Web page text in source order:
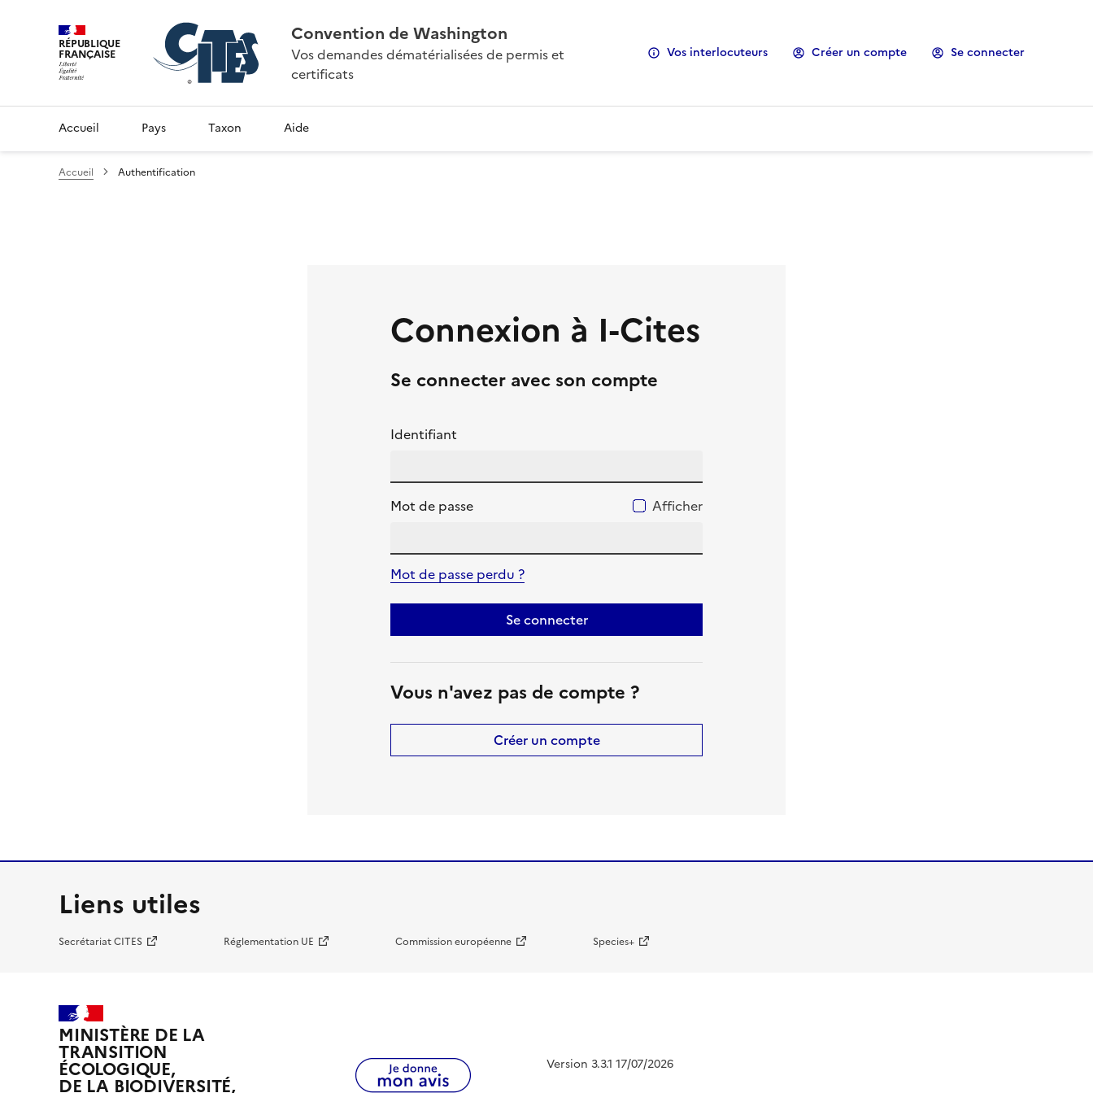
RÉPUBLIQUE
FRANÇAISE
Convention de Washington
Vos demandes dématérialisées de permis et
certificats
Vos interlocuteurs Créer un compte Se connecter
Accueil Pays Taxon Aide
Accueil Authentification
Connexion à I-Cites
Se connecter avec son compte
Identifiant
Mot de passe Afficher
Mot de passe perdu ?
Se connecter
Vous n'avez pas de compte ?
Créer un compte
Liens utiles
Secrétariat CITES Réglementation UE Commission européenne Species+
MINISTÈRE DE LA
TRANSITION
ÉCOLOGIQUE,
DE LA BIODIVERSITÉ,
Version 3.3.1 17/07/2026